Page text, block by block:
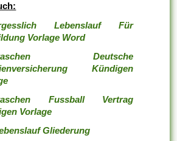
Lebenslauf Für
Vorlage Word
Deutsche
Kündigen
Fussball Vertrag
Vorlage
Gliederung